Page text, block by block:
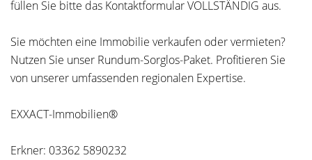
füllen Sie bitte das Kontaktformular VOLLSTÄNDIG aus.
Sie möchten eine Immobilie verkaufen oder vermieten?
Nutzen Sie unser Rundum-Sorglos-Paket. Profitieren Sie
von unserer umfassenden regionalen Expertise.
EXXACT-Immobilien®
Erkner: 03362 5890232